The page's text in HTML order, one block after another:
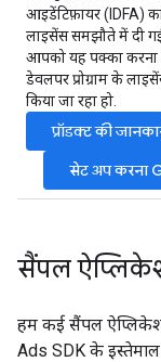
आइडेंटिफ़ायर (IDFA)
लाइसेंस समझौते में दी
आपको यह पक्का करना
डेवलपर प्रोग्राम के
किया जा रहा हो.
प्रॉडक्ट की
सेट अप करना
सैंपल
हम कई सैंपल
Ads SDK के